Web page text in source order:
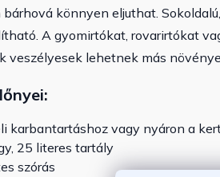
könnyen eljuthat.
A gyomirtókat, rovarirtókat
veszélyesek lehetnek más
karbantartáshoz vagy nyáron a
25 literes tartály
szórás